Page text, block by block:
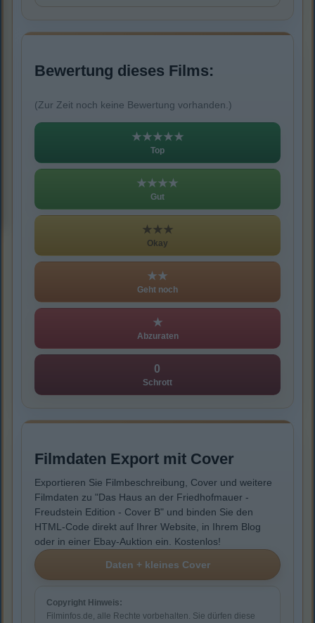
Bewertung dieses Films:
(Zur Zeit noch keine Bewertung vorhanden.)
★★★★★
Top
★★★★
Gut
★★★
Okay
★★
Geht noch
★
Abzuraten
0
Schrott
Filmdaten Export mit Cover
Exportieren Sie Filmbeschreibung, Cover und weitere
Filmdaten zu "Das Haus an der Friedhofmauer -
Freudstein Edition - Cover B" und binden Sie den
HTML-Code direkt auf Ihrer Website, in Ihrem Blog
oder in einer Ebay-Auktion ein. Kostenlos!
Copyright Hinweis:
Filminfos.de, alle Rechte vorbehalten. Sie dürfen diese